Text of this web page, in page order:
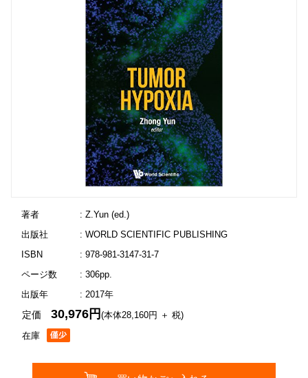
著者
: Z.Yun (ed.)
出版社
: WORLD SCIENTIFIC PUBLISHING
ISBN
: 978-981-3147-31-7
ページ数
: 306pp.
出版年
: 2017年
在庫
定価30,976円(本体28,160円 ＋ 税)